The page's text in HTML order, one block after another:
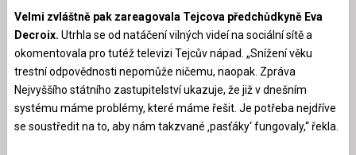
Velmi zvláštně pak zareagovala Tejcova předchůdkyně Eva
Decroix. Utrhla se od natáčení vilných videí na sociální sítě a
okomentovala pro tutéž televizi Tejcův nápad. „Snížení věku
trestní odpovědnosti nepomůže ničemu, naopak. Zpráva
Nejvyššího státního zastupitelství ukazuje, že již v dnešním
systému máme problémy, které máme řešit. Je potřeba nejdříve
se soustředit na to, aby nám takzvané ‚pasťáky‘ fungovaly,“ řekla.